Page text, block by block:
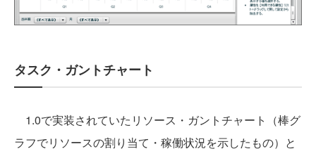
タスク・ガントチャート
1.0で実装されていたリソース・ガントチャート（棒グ
ラフでリソースの割り当て・稼働状況を示したもの）と